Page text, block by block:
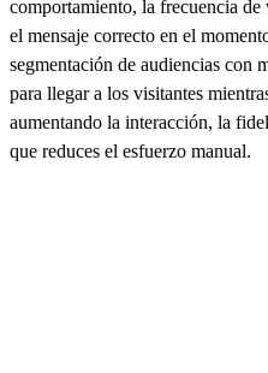
comportamiento, la frecuencia
el mensaje correcto en el
segmentación de audiencias con
para llegar a los visitantes
aumentando la interacción, la
que reduces el esfuerzo manual.